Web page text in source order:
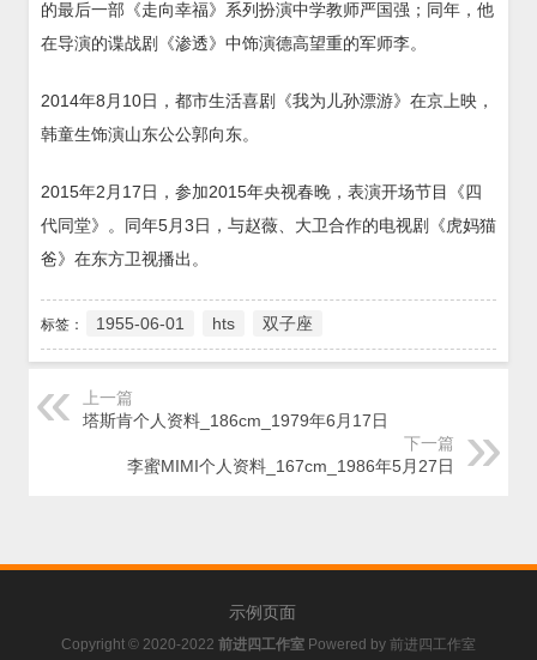
的最后一部《走向幸福》系列扮演中学教师严国强；同年，他
在导演的谍战剧《渗透》中饰演德高望重的军师李。
2014年8月10日，都市生活喜剧《我为儿孙漂游》在京上映，
韩童生饰演山东公公郭向东。
2015年2月17日，参加2015年央视春晚，表演开场节目《四
代同堂》。同年5月3日，与赵薇、大卫合作的电视剧《虎妈猫
爸》在东方卫视播出。
标签： 1955-06-01 hts 双子座
上一篇
塔斯肯个人资料_186cm_1979年6月17日
下一篇
李蜜MIMI个人资料_167cm_1986年5月27日
示例页面
Copyright © 2020-2022 前进四工作室 Powered by 前进四工作室